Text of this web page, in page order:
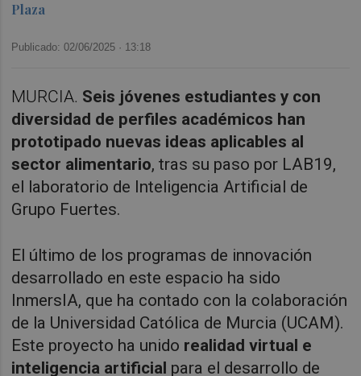
Plaza
Publicado: 02/06/2025 · 13:18
MURCIA. Seis jóvenes estudiantes y con
diversidad de perfiles académicos han
prototipado nuevas ideas aplicables al
sector alimentario, tras su paso por LAB19,
el laboratorio de Inteligencia Artificial de
Grupo Fuertes.
El último de los programas de innovación
desarrollado en este espacio ha sido
InmersIA, que ha contado con la colaboración
de la Universidad Católica de Murcia (UCAM).
Este proyecto ha unido realidad virtual e
inteligencia artificial para el desarrollo de